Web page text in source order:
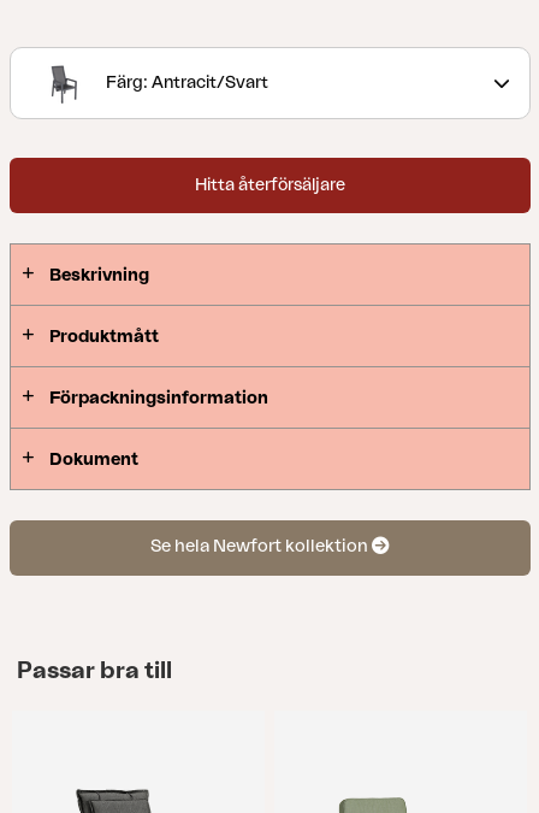
från serien Iduna. Newfort passar utmärkt till
borden Lomma, Lyon, Nox och Hillmond.
lätthet i formen. Med en stiligt dold knapp kan du
lätt variera mellan upprätt och avslappnat läge.
Färg: Antracit/Svart
Hitta återförsäljare
Beskrivning
Produktmått
Förpackningsinformation
Dokument
Se hela Newfort kollektion
Passar bra till